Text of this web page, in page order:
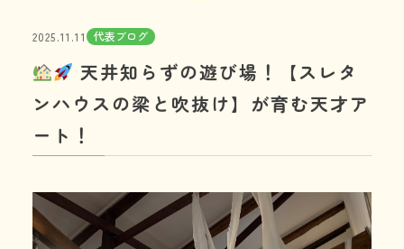
施設紹介
1日の流れ
年間行事
よくある質問
2025.11.11 代表ブログ
天井知らずの遊び場！【スレタ
ンハウスの梁と吹抜け】が育む天才ア
ート！